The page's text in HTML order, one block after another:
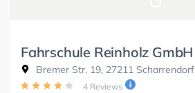
Fahrschule Reinholz GmbH
Bremer Str. 19, 27211 Scharrendorf
4 Reviews